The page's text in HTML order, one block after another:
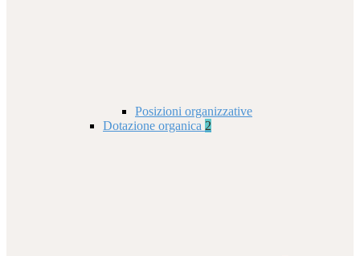
Posizioni organizzative
Dotazione organica 2